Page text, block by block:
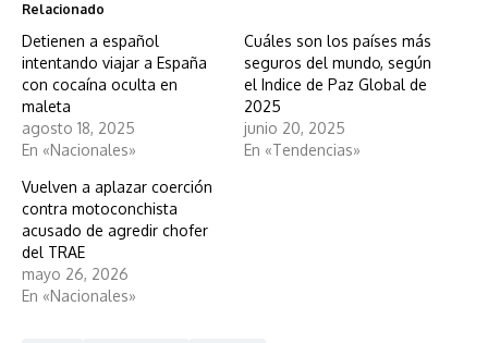
Relacionado
Detienen a español
intentando viajar a España
con cocaína oculta en
maleta
agosto 18, 2025
En «Nacionales»
Cuáles son los países más
seguros del mundo, según
el Indice de Paz Global de
2025
junio 20, 2025
En «Tendencias»
Vuelven a aplazar coerción
contra motoconchista
acusado de agredir chofer
del TRAE
mayo 26, 2026
En «Nacionales»